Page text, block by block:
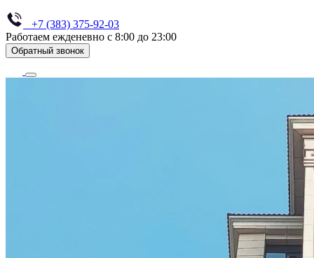
+7 (383) 375-92-03
Работаем ежденевно с 8:00 до 23:00
Обратный звонок